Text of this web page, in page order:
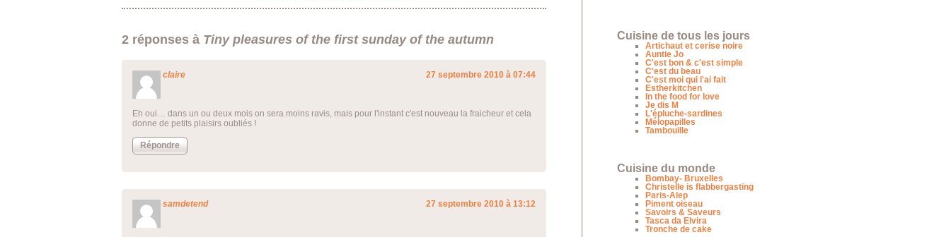
2 réponses à Tiny pleasures of the first sunday of the autumn
claire 27 septembre 2010 à 07:44
Eh oui… dans un ou deux mois on sera moins ravis, mais pour l'instant c'est nouveau la fraicheur et cela
donne de petits plaisirs oubliés !
Répondre
samdetend 27 septembre 2010 à 13:12
Cuisine de tous les jours
Artichaut et cerise noire
Auntie Jo
C'est bon & c'est simple
C'est du beau
C'est moi qui l'ai fait
Estherkitchen
In the food for love
Je dis M
L'épluche-sardines
Mélopapilles
Tambouille
Cuisine du monde
Bombay- Bruxelles
Christelle is flabbergasting
Paris-Alep
Piment oiseau
Savoirs & Saveurs
Tasca da Elvira
Tronche de cake